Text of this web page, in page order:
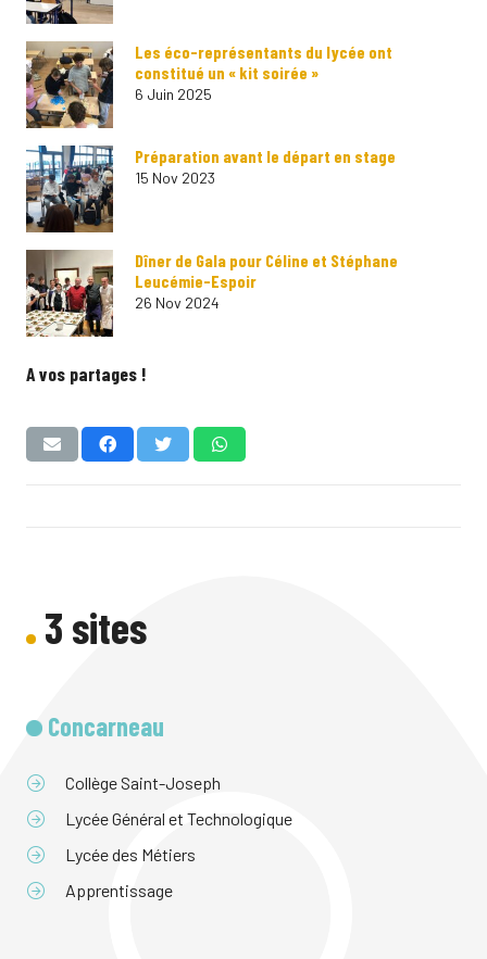
Les éco-représentants du lycée ont
constitué un « kit soirée »
6 Juin 2025
Préparation avant le départ en stage
15 Nov 2023
Dîner de Gala pour Céline et Stéphane
Leucémie-Espoir
26 Nov 2024
A vos partages !
3 sites
Concarneau
Collège Saint-Joseph
Lycée Général et Technologique
Lycée des Métiers
Apprentissage